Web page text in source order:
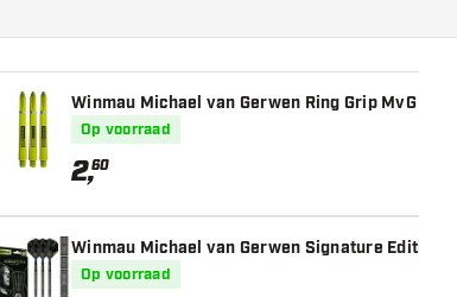
Winmau Michael van Gerwen Ring Grip MvG
Op voorraad
2,60
Winmau Michael van Gerwen Signature Edition
Op voorraad